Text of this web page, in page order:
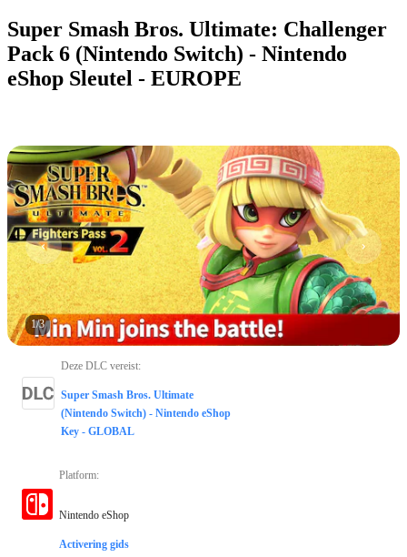
Super Smash Bros. Ultimate: Challenger
Pack 6 (Nintendo Switch) - Nintendo
eShop Sleutel - EUROPE
1/3
Deze DLC vereist:
Super Smash Bros. Ultimate
(Nintendo Switch) - Nintendo eShop
Key - GLOBAL
Platform:
Nintendo eShop
Activering gids